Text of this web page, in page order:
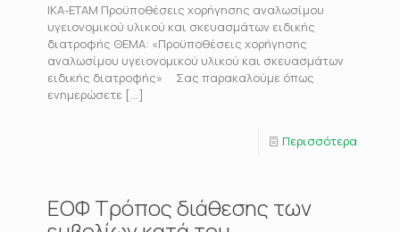
ΙΚΑ-ΕΤΑΜ Προϋποθέσεις χορήγησης αναλωσίμου
υγειονομικού υλικού και σκευασμάτων ειδικής
διατροφής ΘΕΜΑ: «Προϋποθέσεις χορήγησης
αναλωσίμου υγειονομικού υλικού και σκευασμάτων
ειδικής διατροφής» Σας παρακαλούμε όπως
ενημερώσετε […]
Περισσότερα
ΕΟΦ Τρόπος διάθεσης των